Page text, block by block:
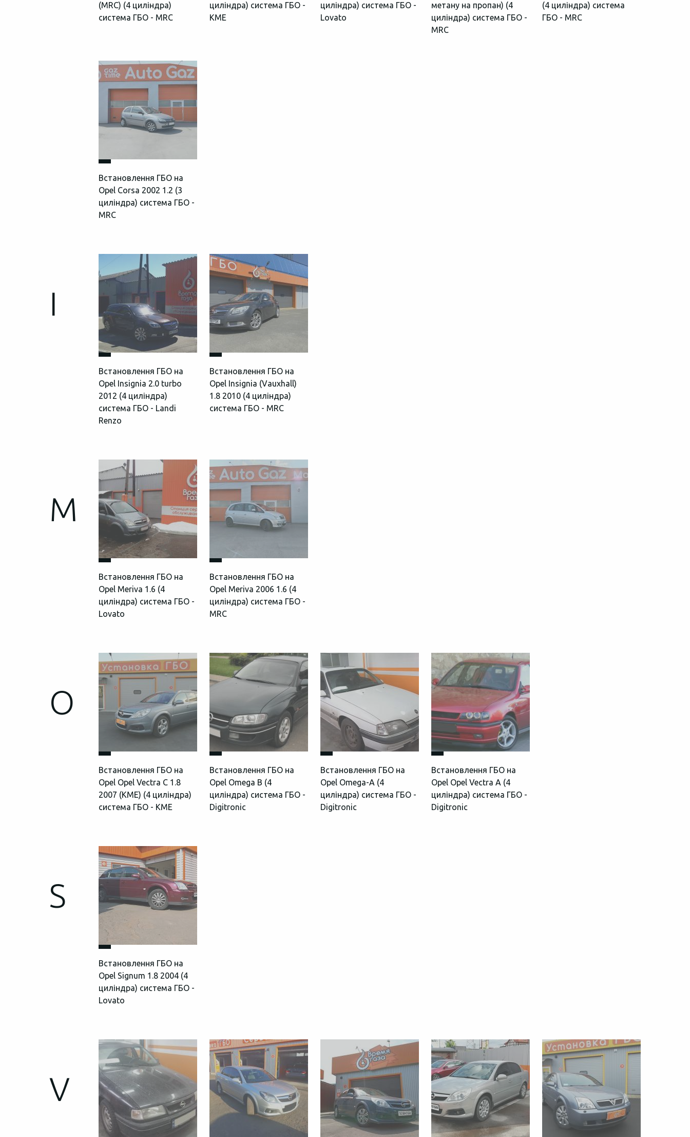
(MRC) (4 циліндра)
система ГБО - MRC
циліндра) система ГБО -
KME
циліндра) система ГБО -
Lovato
метану на пропан) (4
циліндра) система ГБО -
MRC
(4 циліндра) система
ГБО - MRC
Встановлення ГБО на
Opel Corsa 2002 1.2 (3
циліндра) система ГБО -
MRC
I
Встановлення ГБО на
Opel Insignia 2.0 turbo
2012 (4 циліндра)
система ГБО - Landi
Renzo
Встановлення ГБО на
Opel Insignia (Vauxhall)
1.8 2010 (4 циліндра)
система ГБО - MRC
M
Встановлення ГБО на
Opel Meriva 1.6 (4
циліндра) система ГБО -
Lovato
Встановлення ГБО на
Opel Meriva 2006 1.6 (4
циліндра) система ГБО -
MRC
O
Встановлення ГБО на
Opel Opel Vectra С 1.8
2007 (КМЕ) (4 циліндра)
система ГБО - KME
Встановлення ГБО на
Opel Omega B (4
циліндра) система ГБО -
Digitronic
Встановлення ГБО на
Opel Omega-A (4
циліндра) система ГБО -
Digitronic
Встановлення ГБО на
Opel Opel Vectra A (4
циліндра) система ГБО -
Digitronic
S
Встановлення ГБО на
Opel Signum 1.8 2004 (4
циліндра) система ГБО -
Lovato
V